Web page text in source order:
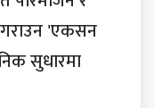
गराउन 'एकसन
सुधारमा